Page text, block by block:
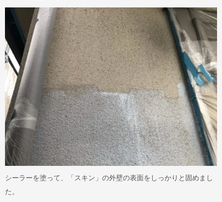
シーラーを塗って、「スキン」の外壁の表面をしっかりと固めまし
た。